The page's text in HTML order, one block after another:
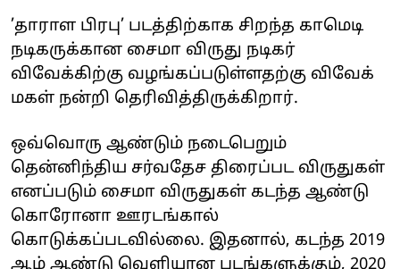
’தாராள பிரபு’ படத்திற்காக சிறந்த காமெடி
நடிகருக்கான சைமா விருது நடிகர்
விவேக்கிற்கு வழங்கப்படுள்ளதற்கு விவேக்
மகள் நன்றி தெரிவித்திருக்கிறார்.
ஒவ்வொரு ஆண்டும் நடைபெறும்
தென்னிந்திய சர்வதேச திரைப்பட விருதுகள்
எனப்படும் சைமா விருதுகள் கடந்த ஆண்டு
கொரோனா ஊரடங்கால்
கொடுக்கப்படவில்லை. இதனால், கடந்த 2019
ஆம் ஆண்டு வெளியான படங்களுக்கும், 2020